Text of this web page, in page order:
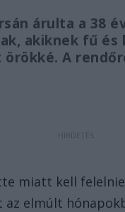
árulta a 38
akiknek fű
A
miatt kell felelnie
az elmúlt